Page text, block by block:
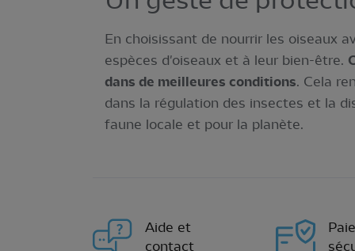
En choisissant de nourrir les oiseaux
espèces d'oiseaux et à leur bien-être.
dans de meilleures conditions. Cela
dans la régulation des insectes et la
faune locale et pour la planète.
Aide et
contact